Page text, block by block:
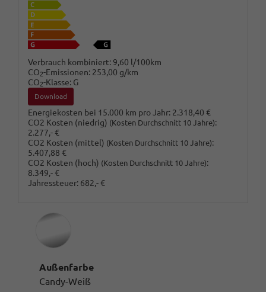
Verbrauch kombiniert: 9,60 l/100km
CO2-Emissionen: 253,00 g/km
CO2-Klasse: G
Download
Energiekosten bei 15.000 km pro Jahr: 2.318,40 €
CO2 Kosten (niedrig) (Kosten Durchschnitt 10 Jahre):
2.277,- €
CO2 Kosten (mittel) (Kosten Durchschnitt 10 Jahre):
5.407,88 €
CO2 Kosten (hoch) (Kosten Durchschnitt 10 Jahre):
8.349,- €
Jahressteuer: 682,- €
Außenfarbe
Candy-Weiß